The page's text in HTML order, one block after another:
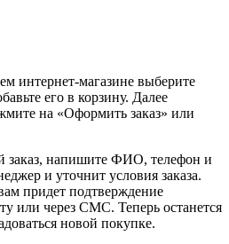
интернет-магазине выберите
его в корзину. Далее
на «Оформить заказ» или
заказ, напишите ФИО, телефон и
и уточнит условия заказа.
придет подтверждение
или через СМС. Теперь останется
новой покупке.